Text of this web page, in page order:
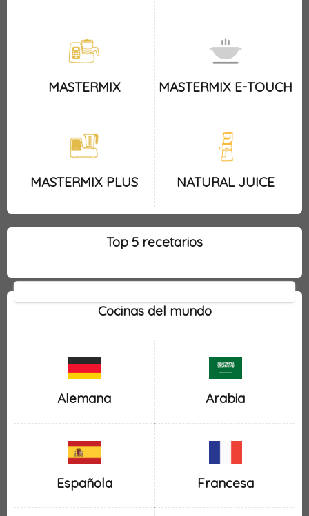
MASTERMIX MASTERMIX E-TOUCH
MASTERMIX PLUS NATURAL JUICE
Top 5 recetarios
Cocinas del mundo
Alemana Arabia
Española Francesa